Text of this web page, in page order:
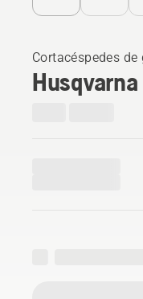
Cortacéspedes
Husqvarna